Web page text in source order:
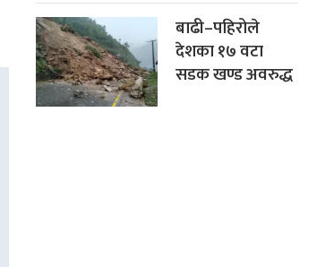
बाढी–पहिरोले
देशका १७ वटा
सडक खण्ड अवरुद्ध